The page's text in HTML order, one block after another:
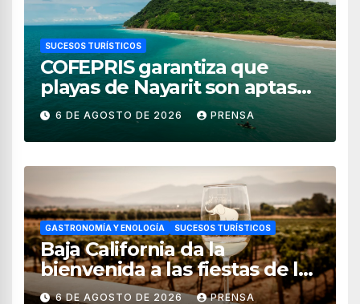
SUCESOS TURÍSTICOS
COFEPRIS garantiza que
playas de Nayarit son aptas
para uso recreativo
6 DE AGOSTO DE 2026 PRENSA
GASTRONOMÍA Y ENOLOGÍA SUCESOS TURÍSTICOS
Baja California da la
bienvenida a las fiestas de la
vendimia 2026
6 DE AGOSTO DE 2026 PRENSA